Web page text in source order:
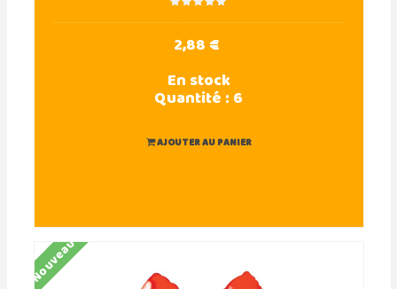
2,88 €
En stock
Quantité :6
AJOUTER AU PANIER
Nouveau